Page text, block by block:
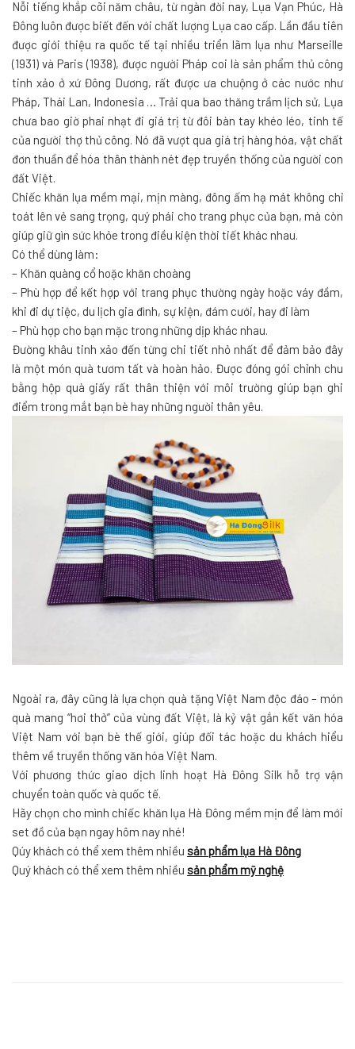
Nỗi tiếng khắp cõi năm châu, từ ngàn đời nay, Lụa Vạn Phúc, Hà
Đông luôn được biết đến với chất lượng Lụa cao cấp. Lần đầu tiên
được giới thiệu ra quốc tế tại nhiều triển lãm lụa như Marseille
(1931) và Paris (1938), được người Pháp coi là sản phẩm thủ công
tinh xảo ở xứ Đông Dương, rất được ưa chuộng ở các nước như
Pháp, Thái Lan, Indonesia … Trải qua bao thăng trầm lịch sử, Lụa
chưa bao giờ phai nhạt đi giá trị từ đôi bàn tay khéo léo, tinh tế
của người thợ thủ công. Nó đã vượt qua giá trị hàng hóa, vật chất
đơn thuần để hóa thân thành nét đẹp truyền thống của người con
đất Việt.
Chiếc khăn lụa mềm mại, mịn màng, đông ấm hạ mát không chỉ
toát lên vẻ sang trọng, quý phái cho trang phục của bạn, mà còn
giúp giữ gìn sức khỏe trong điều kiện thời tiết khác nhau.
Có thể dùng làm:
– Khăn quàng cổ hoặc khăn choàng
– Phù hợp để kết hợp với trang phục thường ngày hoặc váy đầm,
khi đi dự tiệc, du lịch gia đình, sự kiện, đám cưới, hay đi làm
– Phù hợp cho bạn mặc trong những dịp khác nhau.
Đường khâu tinh xảo đến từng chi tiết nhỏ nhất để đảm bảo đây
là một món quà tươm tất và hoàn hảo. Được đóng gói chỉnh chu
bằng hộp quà giấy rất thân thiện với môi trường giúp bạn ghi
điểm trong mắt bạn bè hay những người thân yêu.
Ngoài ra, đây cũng là lựa chọn quà tặng Việt Nam độc đáo – món
quà mang “hơi thở” của vùng đất Việt, là kỷ vật gắn kết văn hóa
Việt Nam với bạn bè thế giới, giúp đối tác hoặc du khách hiểu
thêm về truyền thống văn hóa Việt Nam.
Với phương thức giao dịch linh hoạt Hà Đông Silk hỗ trợ vận
chuyển toàn quốc và quốc tế.
Hãy chọn cho mình chiếc khăn lụa Hà Đông mềm mịn để làm mới
set đồ của bạn ngay hôm nay nhé!
Qúy khách có thể xem thêm nhiều sản phẩm lụa Hà Đông
Quý khách có thể xem thêm nhiều sản phẩm mỹ nghệ